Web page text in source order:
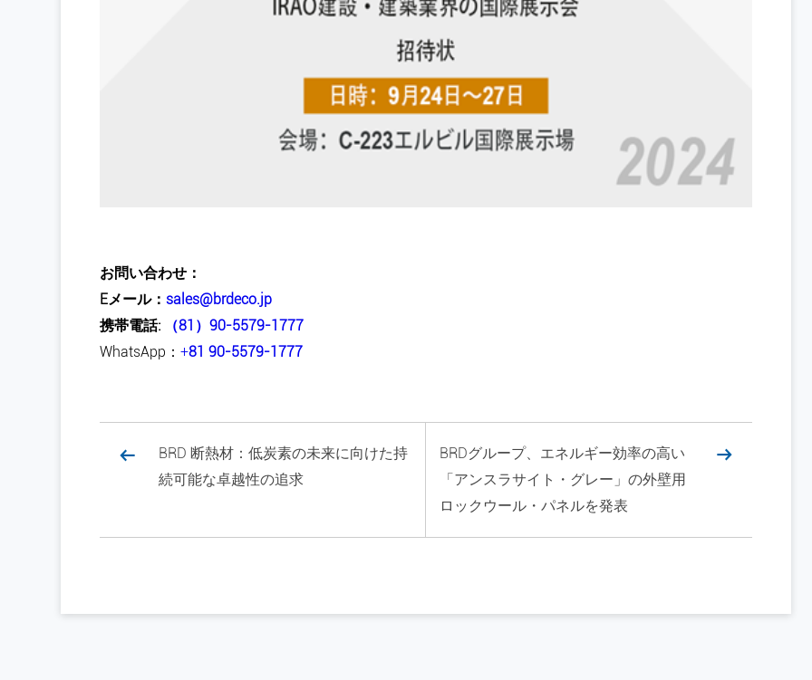
お問い合わせ：
Eメール： sales@brdeco.jp
携帯電話:
（81） 90-5579-1777
WhatsApp： +81 90-5579-1777
BRD 断熱材：低炭素の未来に向けた持
続可能な卓越性の追求
BRDグループ、エネルギー効率の高い
「アンスラサイト・グレー」の外壁用
ロックウール・パネルを発表